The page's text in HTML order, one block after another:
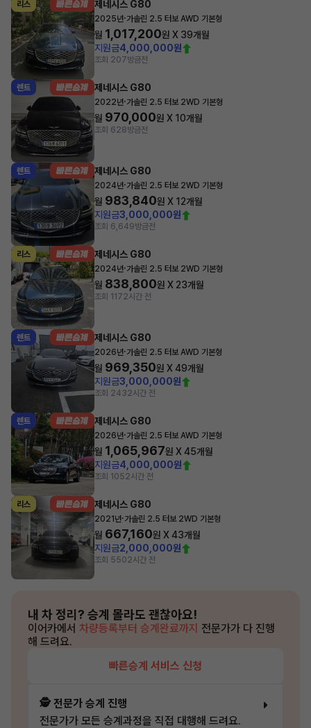
리스 제네시스 G80
2025년·가솔린 2.5 터보 AWD 기본형
월 1,017,200원 X 39개월
지원금4,000,000원
조회 207방금전
렌트 제네시스 G80
2022년·가솔린 2.5 터보 2WD 기본형
월 970,000원 X 10개월
조회 628방금전
렌트 제네시스 G80
2024년·가솔린 2.5 터보 2WD 기본형
월 983,840원 X 12개월
지원금3,000,000원
조회 6,649방금전
리스 제네시스 G80
2024년·가솔린 2.5 터보 2WD 기본형
월 838,800원 X 23개월
조회 1172시간 전
렌트 제네시스 G80
2026년·가솔린 2.5 터보 AWD 기본형
월 969,350원 X49개월
지원금3,000,000원
조회 2432시간 전
렌트 제네시스 G80
2026년·가솔린 2.5 터보 AWD 기본형
월 1,065,967원 X45개월
지원금4,000,000원
조회 1052시간 전
리스 제네시스 G80
2021년·가솔린 2.5 터보 2WD 기본형
월 667,160원 X43개월
지원금2,000,000원
조회 5502시간 전
내 차 정리? 승계 몰라도 괜찮아요!
이어카에서 차량등록부터 승계완료까지 전문가가 다 진행
해 드려요.
빠른승계 서비스 신청
🕵️ 전문가 승계 진행
전문가가 모든 승계과정을 직접 대행해 드려요.